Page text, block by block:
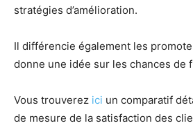
stratégies d’amélioration.
Il différencie également les
donne une idée sur les chances de
Vous trouverez ici un comparatif
de mesure de la satisfaction des